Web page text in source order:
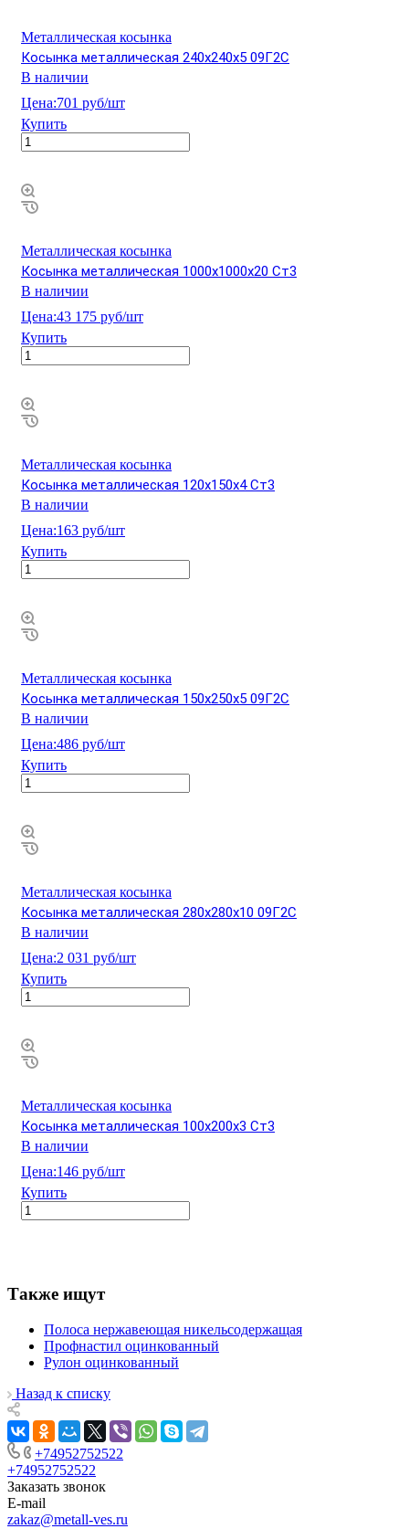
Металлическая косынка
Косынка металлическая 240х240х5 09Г2С
В наличии
Цена:701 руб/шт
Купить
Металлическая косынка
Косынка металлическая 1000х1000х20 Ст3
В наличии
Цена:43 175 руб/шт
Купить
Металлическая косынка
Косынка металлическая 120х150х4 Ст3
В наличии
Цена:163 руб/шт
Купить
Металлическая косынка
Косынка металлическая 150х250х5 09Г2С
В наличии
Цена:486 руб/шт
Купить
Металлическая косынка
Косынка металлическая 280х280х10 09Г2С
В наличии
Цена:2 031 руб/шт
Купить
Металлическая косынка
Косынка металлическая 100х200х3 Ст3
В наличии
Цена:146 руб/шт
Купить
Также ищут
Полоса нержавеющая никельсодержащая
Профнастил оцинкованный
Рулон оцинкованный
Назад к списку
+74952752522
+74952752522
Заказать звонок
E-mail
zakaz@metall-ves.ru